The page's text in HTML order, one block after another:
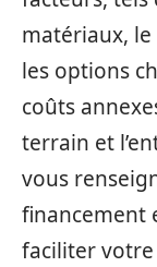
matériaux,
les options
coûts
terrain et
vous
financement
faciliter votre